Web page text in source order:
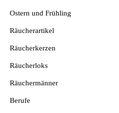
Ostern und Frühling
Räucherartikel
Räucherkerzen
Räucherloks
Räuchermänner
Berufe